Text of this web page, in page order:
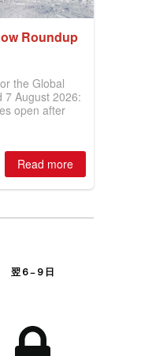
Roundup
the Global
7 August 2026:
open after
most terrain of
down to
open.
Read more
翌６−９日